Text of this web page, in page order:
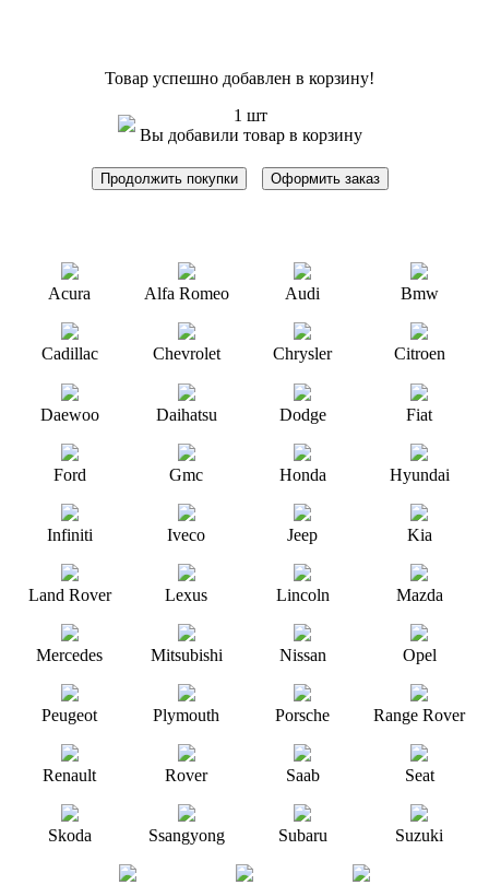
Товар успешно добавлен в корзину!
1 шт
Вы добавили товар в корзину
Продолжить покупки Оформить заказ
Acura Alfa Romeo Audi Bmw
Cadillac Chevrolet Chrysler Citroen
Daewoo Daihatsu Dodge Fiat
Ford Gmc Honda Hyundai
Infiniti Iveco Jeep Kia
Land Rover Lexus Lincoln Mazda
Mercedes Mitsubishi Nissan Opel
Peugeot Plymouth Porsche Range Rover
Renault Rover Saab Seat
Skoda Ssangyong Subaru Suzuki